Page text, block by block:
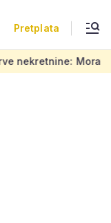
Pretplata
znati ovih 5